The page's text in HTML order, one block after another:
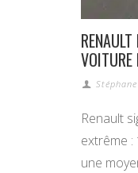
VOITURE
Renault
extrême
une